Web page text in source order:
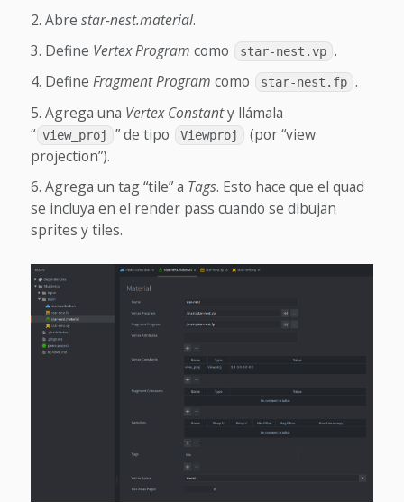
Abre star-nest.material.
Define Vertex Program como star-nest.vp .
Define Fragment Program como star-nest.fp .
Agrega una Vertex Constanty llámala
“ view_proj ” de tipo Viewproj
(por “view
projection”).
Agrega un tag “tile” a Tags. Esto hace que el quad
se incluya en el render pass cuando se dibujan
sprites y tiles.